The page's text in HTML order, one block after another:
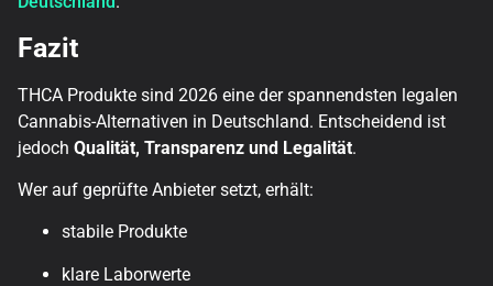
Fazit
THCA Produkte sind 2026 eine der spannendsten legalen
Cannabis-Alternativen in Deutschland. Entscheidend ist
jedochQualität, Transparenz und Legalität.
Wer auf geprüfte Anbieter setzt, erhält:
stabile Produkte
klare Laborwerte